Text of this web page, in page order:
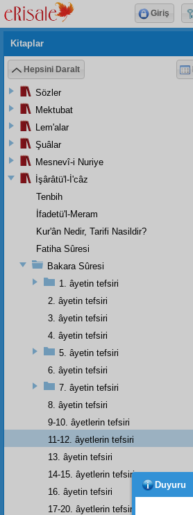
Kitaplar
Hepsini Daralt
Sözler
Mektubat
Lem'alar
Şuâlar
Mesnevî-i Nuriye
İşârâtü'l-İ'câz
Tenbih
İfadetü'l-Meram
Kur'ân Nedir, Tarifi Nasildir?
Fatiha Sûresi
Bakara Sûresi
1. âyetin tefsiri
2. âyetin tefsiri
3. âyetin tefsiri
4. âyetin tefsiri
5. âyetin tefsiri
6. âyetin tefsiri
7. âyetin tefsiri
8. âyetin tefsiri
9-10. âyetlerin tefsiri
11-12. âyetlerin tefsiri
13. âyetin tefsiri
14-15. âyetlerin tefsiri
16. âyetin tefsiri
17-20. âyetlerin tefsiri
Giriş
Duyuru